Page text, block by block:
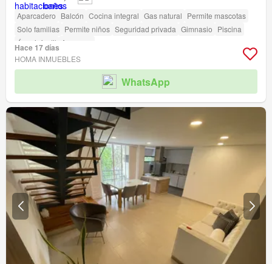
Aparcadero Balcón Cocina integral Gas natural Permite mascotas
Solo familias Permite niños Seguridad privada Gimnasio Piscina
Área infantil
Ascensor
Hace 17 días
HOMA INMUEBLES
WhatsApp